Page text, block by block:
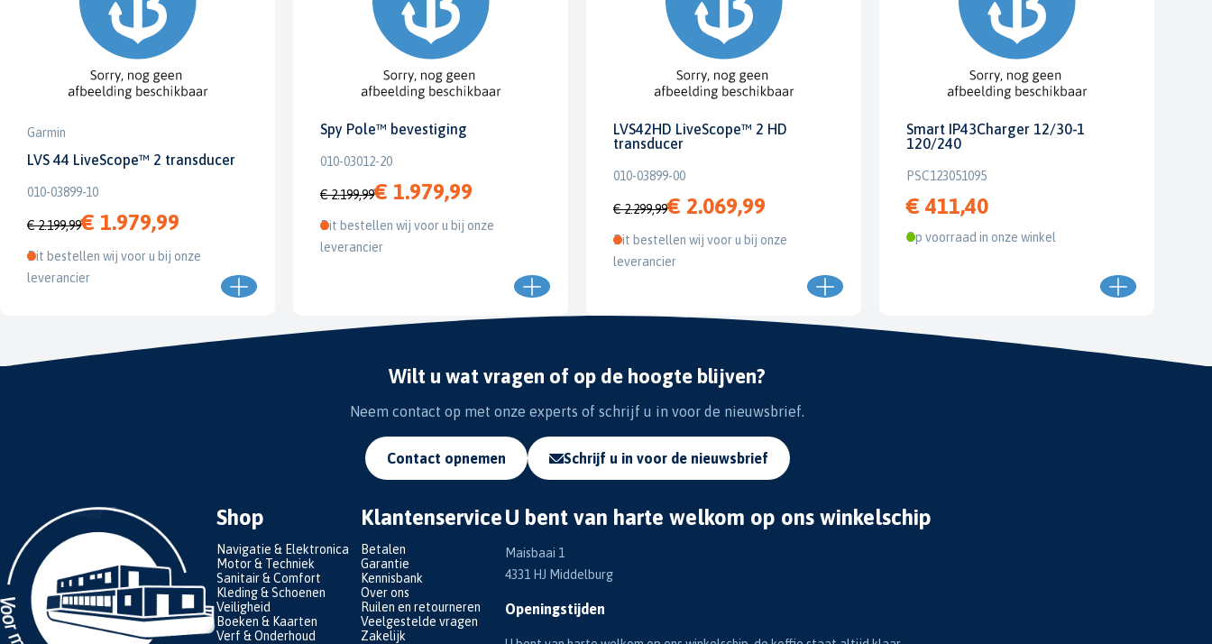
Garmin
LVS 44 LiveScope™ 2 transducer
010-03899-10
€ 2.199,99€ 1.979,99
Dit bestellen wij voor u bij onze
leverancier
Spy Pole™ bevestiging
010-03012-20
€ 2.199,99€ 1.979,99
Dit bestellen wij voor u bij onze
leverancier
LVS42HD LiveScope™ 2 HD
transducer
010-03899-00
€ 2.299,99€ 2.069,99
Dit bestellen wij voor u bij onze
leverancier
Smart IP43Charger 12/30-1
120/240
PSC123051095
€ 411,40
Op voorraad in onze winkel
Wilt u wat vragen of op de hoogte blijven?
Neem contact op met onze experts of schrijf u in voor de nieuwsbrief.
Contact opnemen Schrijf u in voor de nieuwsbrief
Shop
Navigatie & Elektronica
Motor & Techniek
Sanitair & Comfort
Kleding & Schoenen
Veiligheid
Boeken & Kaarten
Verf & Onderhoud
Klantenservice
Betalen
Garantie
Kennisbank
Over ons
Ruilen en retourneren
Veelgestelde vragen
Zakelijk
U bent van harte welkom op ons winkelschip
Maisbaai 1
4331 HJ Middelburg
Openingstijden